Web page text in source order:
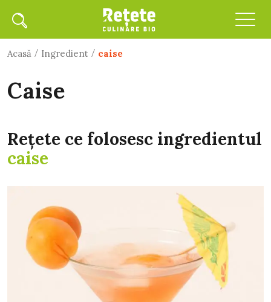
Acasă / Ingredient / caise
caise
Rețete ce folosesc ingredientul
caise